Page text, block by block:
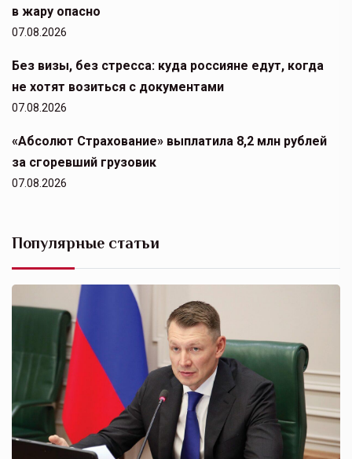
в жару опасно
07.08.2026
Без визы, без стресса: куда россияне едут, когда
не хотят возиться с документами
07.08.2026
«Абсолют Страхование» выплатила 8,2 млн рублей
за сгоревший грузовик
07.08.2026
Популярные статьи